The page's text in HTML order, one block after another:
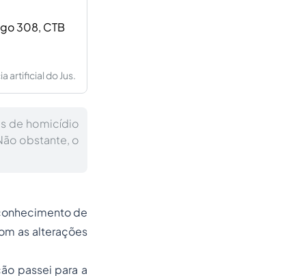
308, CTB
artificial do Jus.
de homicídio
obstante, o
de
as alterações
passei para a